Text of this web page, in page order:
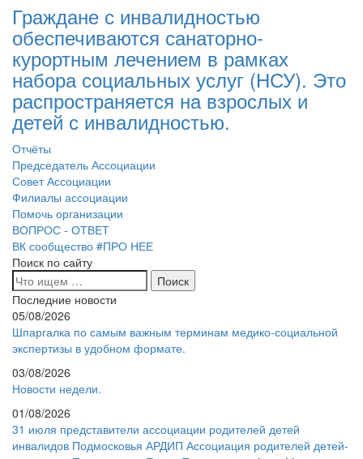
Граждане с инвалидностью
обеспечиваются санаторно-
курортным лечением в рамках
набора социальных услуг (НСУ). Это
распространяется на взрослых и
детей с инвалидностью.
Отчёты
Председатель Ассоциации
Совет Ассоциации
Филиалы ассоциации
Помочь организации
ВОПРОС - ОТВЕТ
ВК сообщество #ПРО НЕЕ
Поиск по сайту
Последние новости
05/08/2026
Шпаргалка по самым важным терминам медико-социальной
экспертизы в удобном формате.
03/08/2026
Новости недели.
01/08/2026
31 июля представители ассоциации родителей детей
инвалидов Подмосковья АРДИП Ассоциация родителей детей-